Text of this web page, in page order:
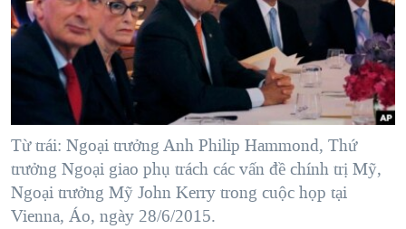
"Tìm"NGƯỜI VIỆT HẢI NGOẠI
ĐỜI SỐNG
KINH TẾ
KHOA HỌC
SỨC KHOẺ
VĂN HOÁ
THỂ THAO
TẠI
HÀNH TRÌNH BẦU CỬ 2024
MỘT NĂM CHIẾN TRANH TẠI DẢI GAZA
GIẢI MÃ VÀNH ĐAI & CON ĐƯỜNG
TRỊNH VĨNH BÌNH - NGƯỜI HẠ 'BÊN THẮNG CUỘC'
GROUND ZERO – XƯA VÀ NAY
VIDEO
NGHE
MẠNG XÃ HỘI
Ngôn ngữ khác
Từ trái: Ngoại trưởng Anh Philip Hammond, Thứ
trưởng Ngoại giao phụ trách các vấn đề chính trị Mỹ,
Ngoại trưởng Mỹ John Kerry trong cuộc họp tại
Vienna, Áo, ngày 28/6/2015.